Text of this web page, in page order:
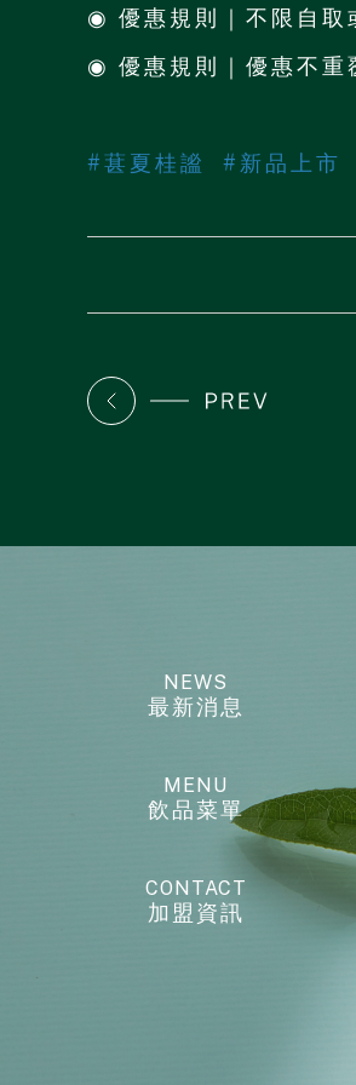
◉ 優惠規則｜不限自取
◉ 優惠規則｜優惠不重
#葚夏桂謐 #新品上市
NEWS
最新消息
MENU
飲品菜單
CONTACT
加盟資訊